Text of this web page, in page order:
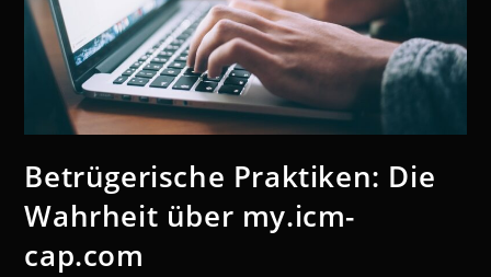
Betrügerische Praktiken: Die
Wahrheit über my.icm-
cap.com